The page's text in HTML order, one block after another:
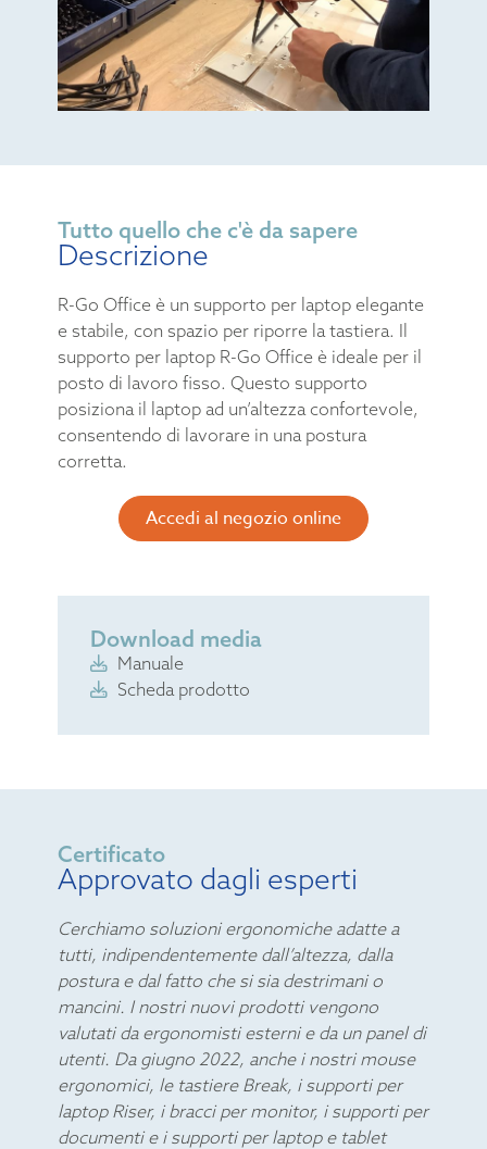
Tutto quello che c'è da sapere
Descrizione
R-Go Office è un supporto per laptop elegante
e stabile, con spazio per riporre la tastiera. Il
supporto per laptop R-Go Office è ideale per il
posto di lavoro fisso. Questo supporto
posiziona il laptop ad un’altezza confortevole,
consentendo di lavorare in una postura
corretta.
Accedi al negozio online
Download media
Manuale
Scheda prodotto
Certificato
Approvato dagli esperti
Cerchiamo soluzioni ergonomiche adatte a
tutti, indipendentemente dall’altezza, dalla
postura e dal fatto che si sia destrimani o
mancini. I nostri nuovi prodotti vengono
valutati da ergonomisti esterni e da un panel di
utenti. Da giugno 2022, anche i nostri mouse
ergonomici, le tastiere Break, i supporti per
laptop Riser, i bracci per monitor, i supporti per
documenti e i supporti per laptop e tablet